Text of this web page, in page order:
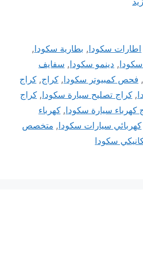
اطارات سكودا, بطارية سكودا,
سكودا, دينمو سكودا, سفايف
, فحص كمبيوتر سكودا, كراج, كراج
, كراج تصليح سيارة سكودا, كراج
كهرباء سيارة سكودا, كهرباء
كهربائي سيارات سكودا, متخصص
سكودا